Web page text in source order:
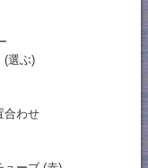
(選ぶ)
合わせ